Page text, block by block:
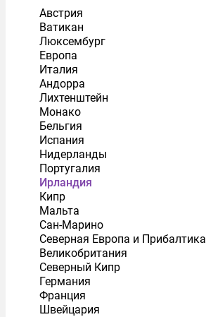
Австрия
Ватикан
Люксембург
Европа
Италия
Андорра
Лихтенштейн
Монако
Бельгия
Испания
Нидерланды
Португалия
Ирландия
Кипр
Мальта
Сан-Марино
Северная Европа и Прибалтика
Великобритания
Северный Кипр
Германия
Франция
Швейцария